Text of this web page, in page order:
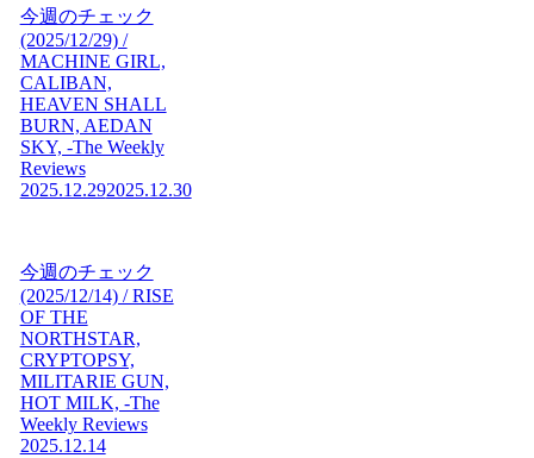
今週のチェック
(2025/12/29) /
MACHINE GIRL,
CALIBAN,
HEAVEN SHALL
BURN, AEDAN
SKY, -The Weekly
Reviews
2025.12.292025.12.30
今週のチェック
(2025/12/14) / RISE
OF THE
NORTHSTAR,
CRYPTOPSY,
MILITARIE GUN,
HOT MILK, -The
Weekly Reviews
2025.12.14